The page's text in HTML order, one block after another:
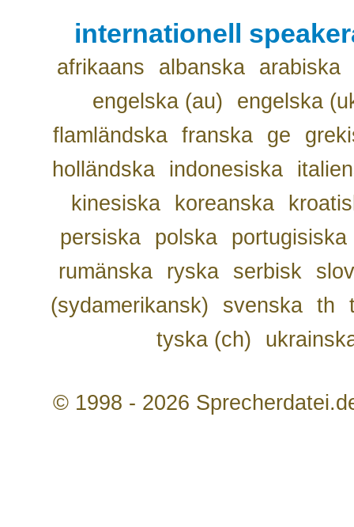
internationell
afrikaans albanska
arabiska
engelska (au)
engelska
flamländska franska ge
holländska
indonesiska
kinesiska
koreanska
persiska
polska
portugisiska
rumänska
ryska serbisk
(sydamerikansk)
svenska th
tyska (ch)
© 1998 - 2026